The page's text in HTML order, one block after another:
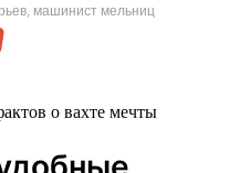
машинист мельниц